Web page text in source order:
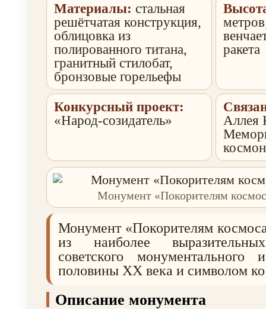
Материалы: стальная
решётчатая конструкция,
облицовка из
полированного титана,
гранитный стилобат,
бронзовые горельефы
ракета
Конкурсный проект:
«Народ-созидатель»
Аллея
Монумент «Покорителям
Монумент «Покорителям
из наиболее
советского монументального
половины XX века и символом
Описание монумента